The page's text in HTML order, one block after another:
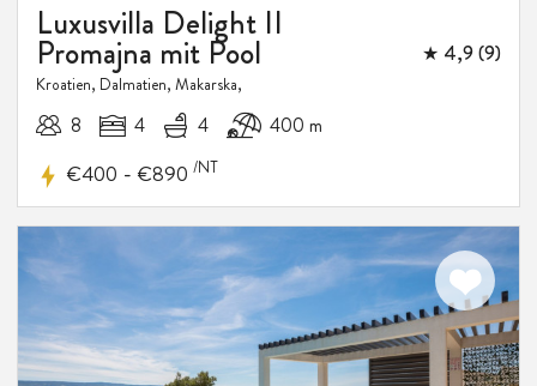
Luxusvilla Delight II
Promajna mit Pool ★ 4,9 (9)
Kroatien, Dalmatien, Makarska,
8 4 4 400 m
€400 - €890 /NT